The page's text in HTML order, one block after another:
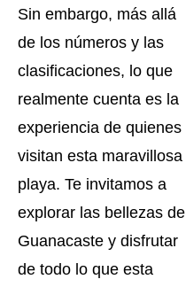
Sin embargo, más allá
de los números y las
clasificaciones, lo que
realmente cuenta es la
experiencia de quienes
visitan esta maravillosa
playa. Te invitamos a
explorar las bellezas de
Guanacaste y disfrutar
de todo lo que esta